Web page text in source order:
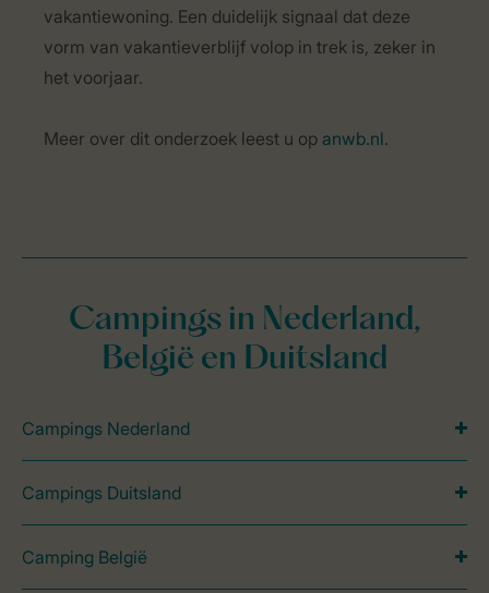
vakantiewoning. Een duidelijk signaal dat deze
vorm van vakantieverblijf volop in trek is, zeker in
het voorjaar.
Meer over dit onderzoek leest u op anwb.nl.
Campings in Nederland,
België en Duitsland
Campings Nederland
Campings Duitsland
Camping België